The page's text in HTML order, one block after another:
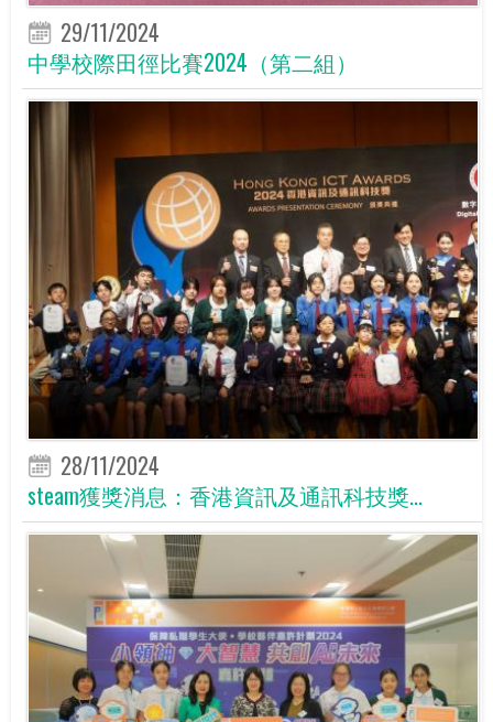
29/11/2024
中學校際田徑比賽2024（第二組）
28/11/2024
steam獲獎消息：香港資訊及通訊科技獎...